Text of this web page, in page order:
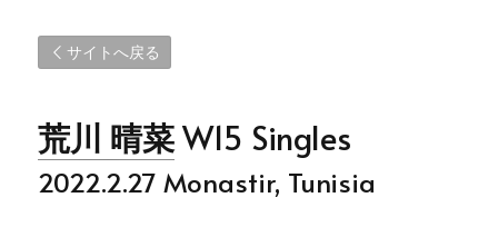
サイトへ戻る
荒川 晴菜 W15 Singles
2022.2.27 Monastir, Tunisia